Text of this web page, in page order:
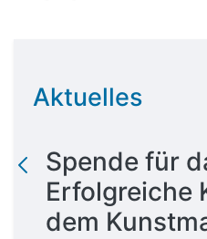
Aktuelles
Spende für
Erfolgreiche
dem